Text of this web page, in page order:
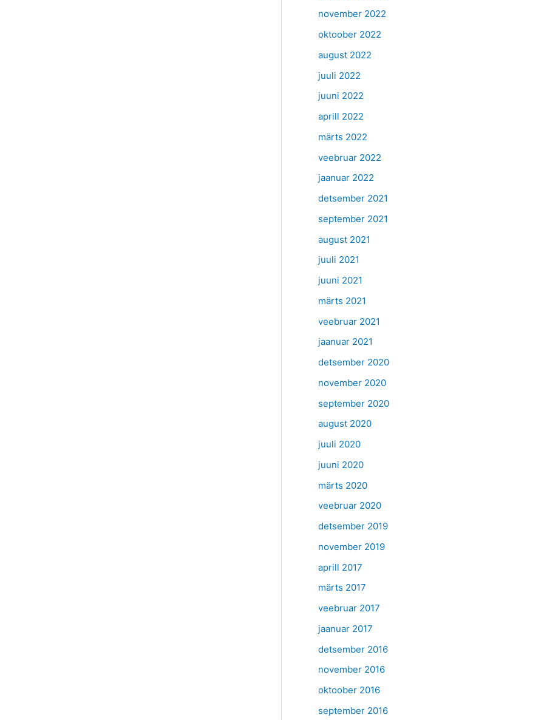
november 2022
oktoober 2022
august 2022
juuli 2022
juuni 2022
aprill 2022
märts 2022
veebruar 2022
jaanuar 2022
detsember 2021
september 2021
august 2021
juuli 2021
juuni 2021
märts 2021
veebruar 2021
jaanuar 2021
detsember 2020
november 2020
september 2020
august 2020
juuli 2020
juuni 2020
märts 2020
veebruar 2020
detsember 2019
november 2019
aprill 2017
märts 2017
veebruar 2017
jaanuar 2017
detsember 2016
november 2016
oktoober 2016
september 2016